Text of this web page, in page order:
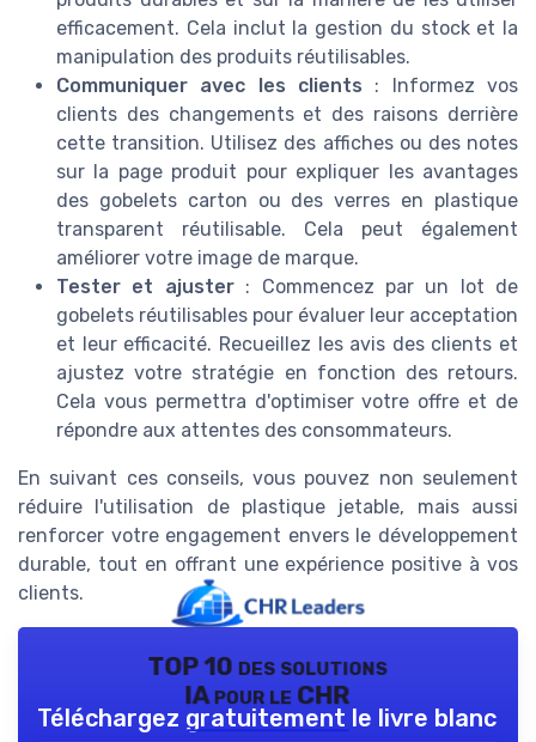
efficacement. Cela inclut la gestion du stock et la
manipulation des produits réutilisables.
Communiquer avec les clients : Informez vos
clients des changements et des raisons derrière
cette transition. Utilisez des affiches ou des notes
sur la page produit pour expliquer les avantages
des gobelets carton ou des verres en plastique
transparent réutilisable. Cela peut également
améliorer votre image de marque.
Tester et ajuster: Commencez par un lot de
gobelets réutilisables pour évaluer leur acceptation
et leur efficacité. Recueillez les avis des clients et
ajustez votre stratégie en fonction des retours.
Cela vous permettra d'optimiser votre offre et de
répondre aux attentes des consommateurs.
En suivant ces conseils, vous pouvez non seulement
réduire l'utilisation de plastique jetable, mais aussi
renforcer votre engagement envers le développement
durable, tout en offrant une expérience positive à vos
clients.
TOP 10 des solutions
IA pour le CHR
Téléchargez gratuitement le livre blanc